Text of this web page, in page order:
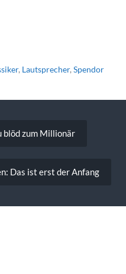
, Lautsprecher, Spendor
blöd zum Millionär
Das ist erst der Anfang